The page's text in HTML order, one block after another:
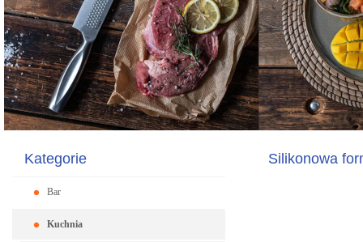
Kategorie
Bar
Kuchnia
Silikonowa